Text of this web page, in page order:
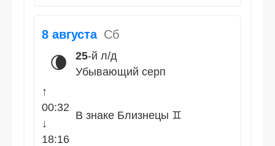
8 августа Сб
🌘 25-й л/д
Убывающий серп
↑
00:32
↓
18:16
В знаке Близнецы ♊